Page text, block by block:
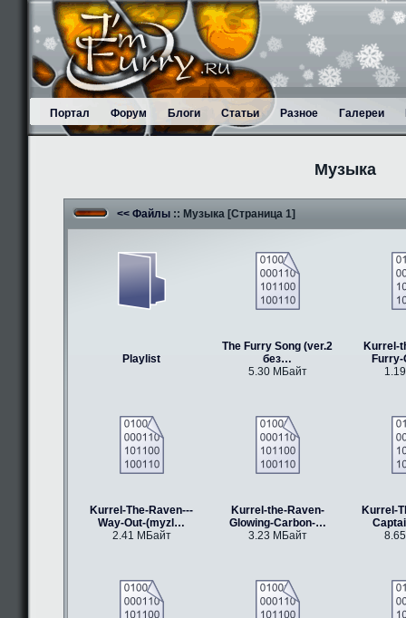
Портал Форум Блоги Статьи Разное Галереи
Музыка
<< Файлы :: Музыка [Страница 1]
Playlist
The Furry Song (ver.2
без…
5.30 МБайт
Kurrel-
Kurrel-The-Raven---
Way-Out-(myzl…
2.41 МБайт
Kurrel-the-Raven-
Glowing-Carbon-…
3.23 МБайт
Kurrel-